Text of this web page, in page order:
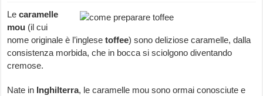
Lecaramelle
mou (il cui
nome originale è l’inglese toffee) sono deliziose caramelle, dalla
consistenza morbida, che in bocca si sciolgono diventando
cremose.
Nate in Inghilterra, le caramelle mou sono ormai conosciute e